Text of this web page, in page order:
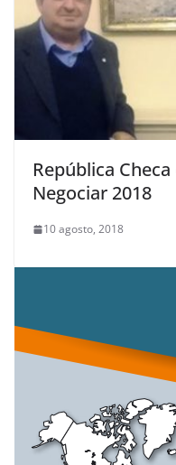
República
Negociar 2018
10 agosto, 2018